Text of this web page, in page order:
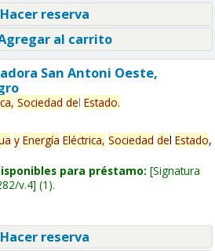
reserva
al carrito
San Antoni Oeste,
Sociedad del Estado.
y Energía Eléctrica, Sociedad del Estado,
para préstamo: Signatura
v.4 (1).
reserva